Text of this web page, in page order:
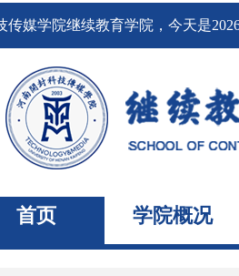
媒学院继续教育学院， 今天是
首页 学院概况